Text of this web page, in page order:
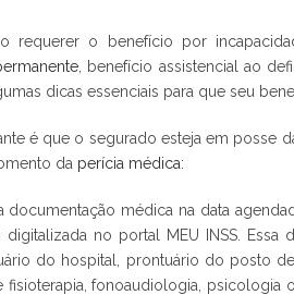
requerer o benefício por
, benefício assistencial ao
dicas essenciais para que seu
é que o segurado esteja em posse
da perícia médica:
documentação médica na data
digitalizada no portal MEU INSS.
do hospital, prontuário do posto
fisioterapia, fonoaudiologia, psicologia